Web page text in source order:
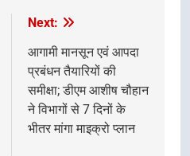
Next:
आगामी मानसून एवं आपदा
प्रबंधन तैयारियों की
समीक्षा; डीएम आशीष चौहान
ने विभागों से 7 दिनों के
भीतर मांगा माइक्रो प्लान